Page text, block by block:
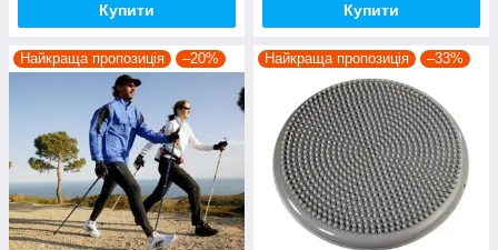
Купити Купити
Найкраща пропозиція –20% Найкраща пропозиція –33%